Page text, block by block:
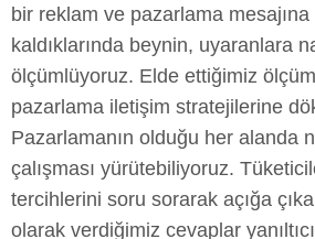
bir reklam ve pazarlama mesajına
kaldıklarında beynin, uyaranlara
ölçümlüyoruz. Elde ettiğimiz
pazarlama iletişim stratejilerine
Pazarlamanın olduğu her alanda
çalışması yürütebiliyoruz.
tercihlerini soru sorarak açığa
olarak verdiğimiz cevaplar